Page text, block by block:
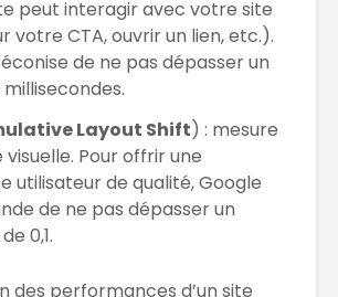
peut interagir avec votre site
votre CTA, ouvrir un lien, etc.).
de ne pas dépasser un
millisecondes.
Layout Shift) : mesure
Pour offrir une
utilisateur de qualité, Google
de ne pas dépasser un
0,1.
des performances d’un site